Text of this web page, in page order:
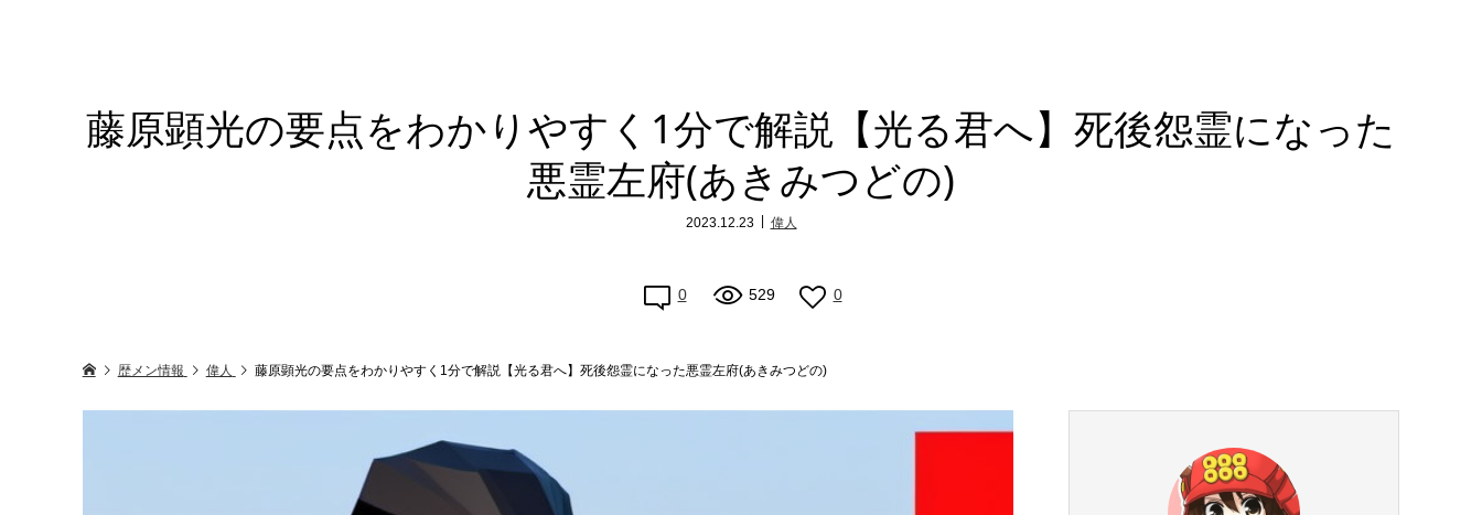
藤原顕光の要点をわかりやすく1分で解説【光る君へ】死後怨霊になった
悪霊左府(あきみつどの)
2023.12.23 偉人
0 529 0
歴メン情報 偉人 藤原顕光の要点をわかりやすく1分で解説【光る君へ】死後怨霊になった悪霊左府(あきみつどの)